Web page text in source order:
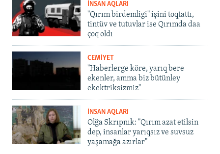
İNSAN AQLARI
"Qırım birdemligi" işini toqtattı,
tintüv ve tutuvlar ise Qırımda daa
çoq oldı
CEMİYET
"Haberlerge köre, yarıq bere
ekenler, amma biz bütünley
ekektriksizmiz"
İNSAN AQLARI
Olğa Skrıpnık: "Qırım azat etilsin
dep, insanlar yarıqsız ve suvsuz
yaşamağa azırlar"